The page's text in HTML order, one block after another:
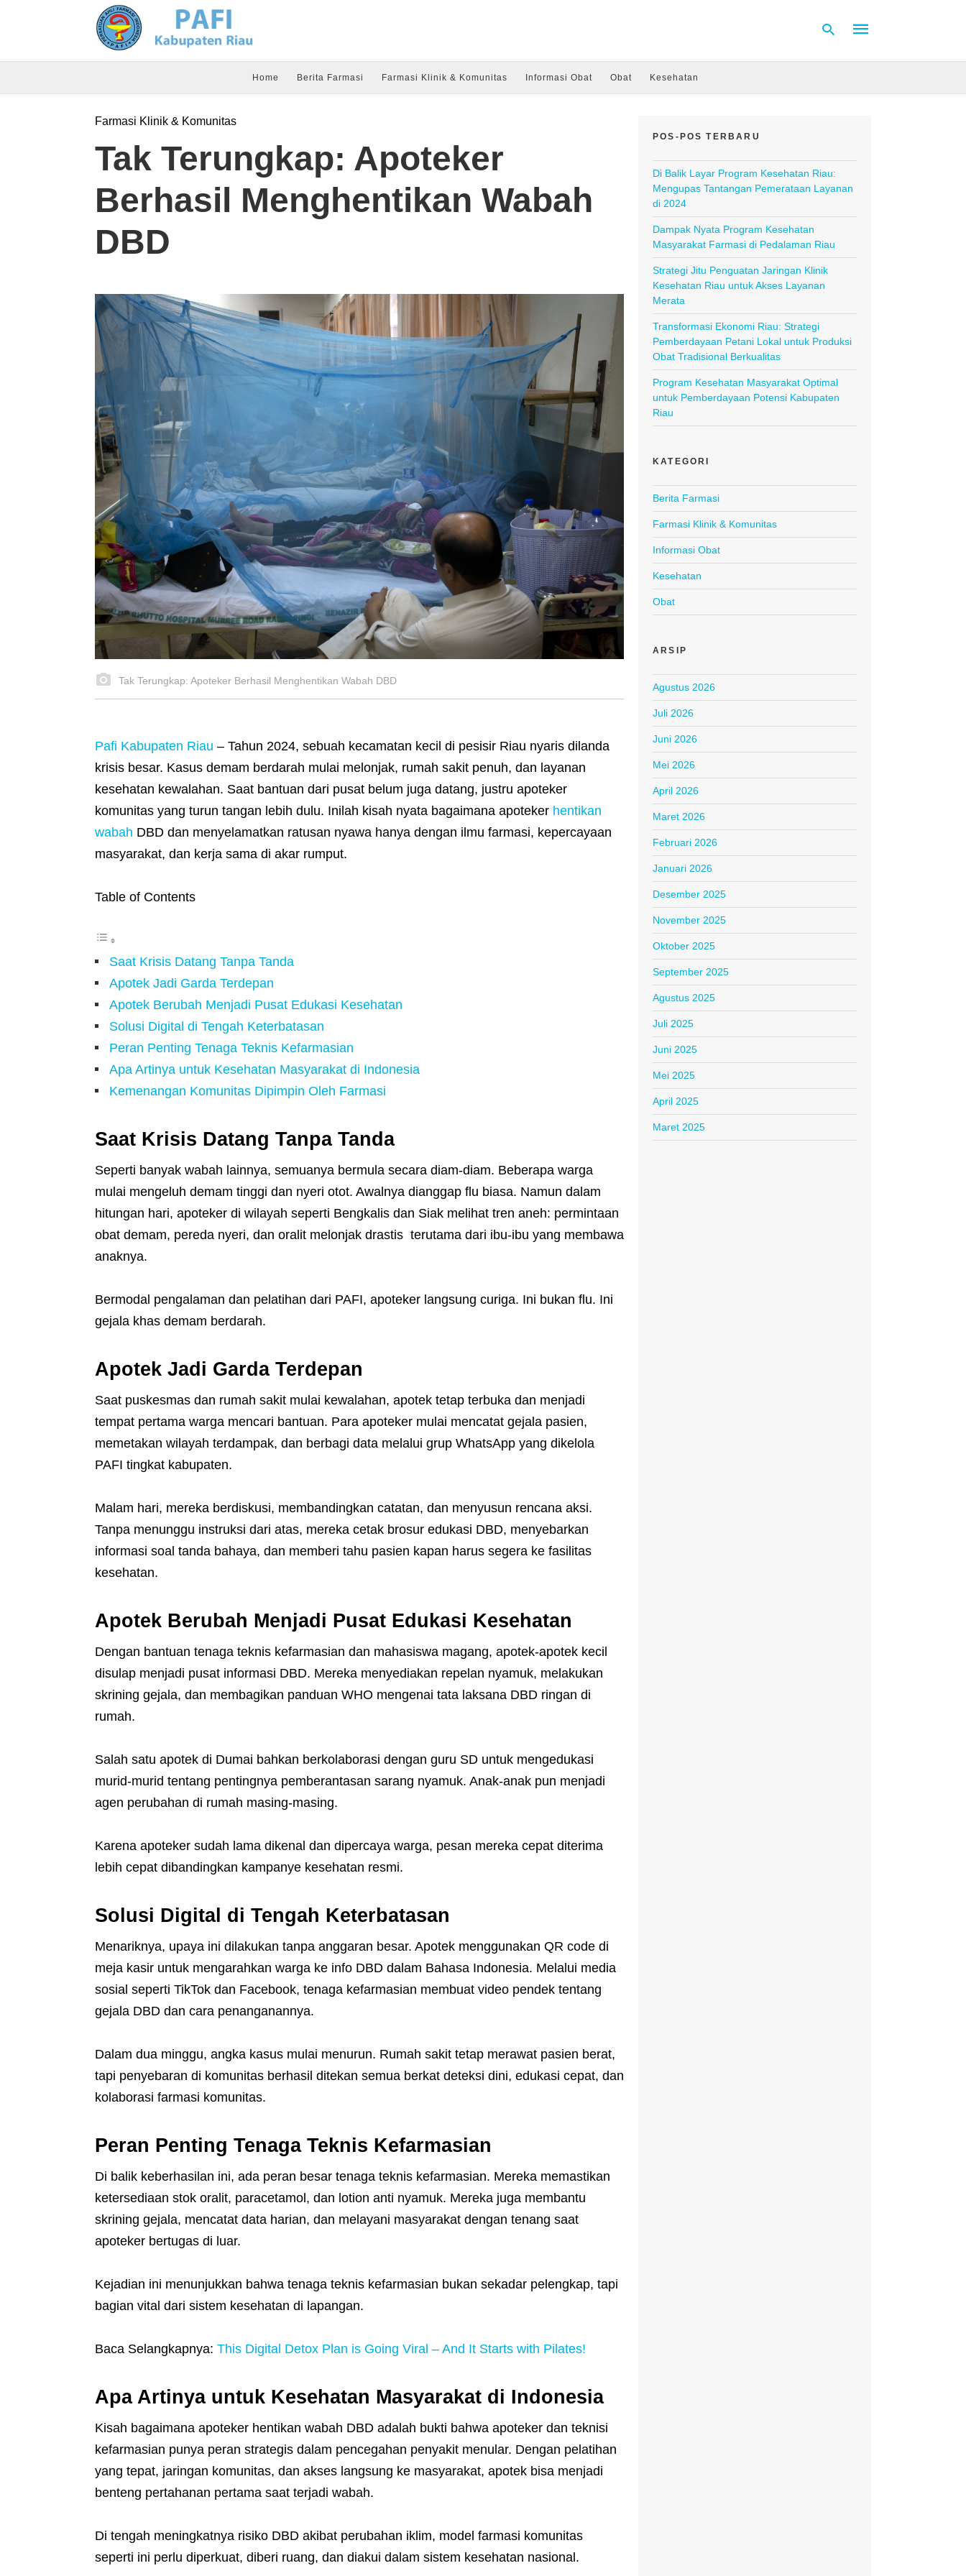
Home Berita Farmasi Farmasi Klinik & Komunitas Informasi Obat Obat Kesehatan
Farmasi Klinik & Komunitas
Tak Terungkap: Apoteker
Berhasil Menghentikan Wabah
DBD
Tak Terungkap: Apoteker Berhasil Menghentikan Wabah DBD
Pafi Kabupaten Riau – Tahun 2024, sebuah kecamatan kecil di pesisir Riau nyaris dilanda
krisis besar. Kasus demam berdarah mulai melonjak, rumah sakit penuh, dan layanan
kesehatan kewalahan. Saat bantuan dari pusat belum juga datang, justru apoteker
komunitas yang turun tangan lebih dulu. Inilah kisah nyata bagaimana apoteker hentikan
wabah DBD dan menyelamatkan ratusan nyawa hanya dengan ilmu farmasi, kepercayaan
masyarakat, dan kerja sama di akar rumput.
Table of Contents
Saat Krisis Datang Tanpa Tanda
Apotek Jadi Garda Terdepan
Apotek Berubah Menjadi Pusat Edukasi Kesehatan
Solusi Digital di Tengah Keterbatasan
Peran Penting Tenaga Teknis Kefarmasian
Apa Artinya untuk Kesehatan Masyarakat di Indonesia
Kemenangan Komunitas Dipimpin Oleh Farmasi
Saat Krisis Datang Tanpa Tanda
Seperti banyak wabah lainnya, semuanya bermula secara diam-diam. Beberapa warga
mulai mengeluh demam tinggi dan nyeri otot. Awalnya dianggap flu biasa. Namun dalam
hitungan hari, apoteker di wilayah seperti Bengkalis dan Siak melihat tren aneh: permintaan
obat demam, pereda nyeri, dan oralit melonjak drastis terutama dari ibu-ibu yang membawa
anaknya.
Bermodal pengalaman dan pelatihan dari PAFI, apoteker langsung curiga. Ini bukan flu. Ini
gejala khas demam berdarah.
Apotek Jadi Garda Terdepan
Saat puskesmas dan rumah sakit mulai kewalahan, apotek tetap terbuka dan menjadi
tempat pertama warga mencari bantuan. Para apoteker mulai mencatat gejala pasien,
memetakan wilayah terdampak, dan berbagi data melalui grup WhatsApp yang dikelola
PAFI tingkat kabupaten.
Malam hari, mereka berdiskusi, membandingkan catatan, dan menyusun rencana aksi.
Tanpa menunggu instruksi dari atas, mereka cetak brosur edukasi DBD, menyebarkan
informasi soal tanda bahaya, dan memberi tahu pasien kapan harus segera ke fasilitas
kesehatan.
Apotek Berubah Menjadi Pusat Edukasi Kesehatan
Dengan bantuan tenaga teknis kefarmasian dan mahasiswa magang, apotek-apotek kecil
disulap menjadi pusat informasi DBD. Mereka menyediakan repelan nyamuk, melakukan
skrining gejala, dan membagikan panduan WHO mengenai tata laksana DBD ringan di
rumah.
Salah satu apotek di Dumai bahkan berkolaborasi dengan guru SD untuk mengedukasi
murid-murid tentang pentingnya pemberantasan sarang nyamuk. Anak-anak pun menjadi
agen perubahan di rumah masing-masing.
Karena apoteker sudah lama dikenal dan dipercaya warga, pesan mereka cepat diterima
lebih cepat dibandingkan kampanye kesehatan resmi.
Solusi Digital di Tengah Keterbatasan
Menariknya, upaya ini dilakukan tanpa anggaran besar. Apotek menggunakan QR code di
meja kasir untuk mengarahkan warga ke info DBD dalam Bahasa Indonesia. Melalui media
sosial seperti TikTok dan Facebook, tenaga kefarmasian membuat video pendek tentang
gejala DBD dan cara penanganannya.
Dalam dua minggu, angka kasus mulai menurun. Rumah sakit tetap merawat pasien berat,
tapi penyebaran di komunitas berhasil ditekan semua berkat deteksi dini, edukasi cepat, dan
kolaborasi farmasi komunitas.
Peran Penting Tenaga Teknis Kefarmasian
Di balik keberhasilan ini, ada peran besar tenaga teknis kefarmasian. Mereka memastikan
ketersediaan stok oralit, paracetamol, dan lotion anti nyamuk. Mereka juga membantu
skrining gejala, mencatat data harian, dan melayani masyarakat dengan tenang saat
apoteker bertugas di luar.
Kejadian ini menunjukkan bahwa tenaga teknis kefarmasian bukan sekadar pelengkap, tapi
bagian vital dari sistem kesehatan di lapangan.
Baca Selangkapnya: This Digital Detox Plan is Going Viral – And It Starts with Pilates!
Apa Artinya untuk Kesehatan Masyarakat di Indonesia
Kisah bagaimana apoteker hentikan wabah DBD adalah bukti bahwa apoteker dan teknisi
kefarmasian punya peran strategis dalam pencegahan penyakit menular. Dengan pelatihan
yang tepat, jaringan komunitas, dan akses langsung ke masyarakat, apotek bisa menjadi
benteng pertahanan pertama saat terjadi wabah.
Di tengah meningkatnya risiko DBD akibat perubahan iklim, model farmasi komunitas
seperti ini perlu diperkuat, diberi ruang, dan diakui dalam sistem kesehatan nasional.
POS-POS TERBARU
Di Balik Layar Program Kesehatan Riau:
Mengupas Tantangan Pemerataan Layanan
di 2024
Dampak Nyata Program Kesehatan
Masyarakat Farmasi di Pedalaman Riau
Strategi Jitu Penguatan Jaringan Klinik
Kesehatan Riau untuk Akses Layanan
Merata
Transformasi Ekonomi Riau: Strategi
Pemberdayaan Petani Lokal untuk Produksi
Obat Tradisional Berkualitas
Program Kesehatan Masyarakat Optimal
untuk Pemberdayaan Potensi Kabupaten
Riau
KATEGORI
Berita Farmasi
Farmasi Klinik & Komunitas
Informasi Obat
Kesehatan
Obat
ARSIP
Agustus 2026
Juli 2026
Juni 2026
Mei 2026
April 2026
Maret 2026
Februari 2026
Januari 2026
Desember 2025
November 2025
Oktober 2025
September 2025
Agustus 2025
Juli 2025
Juni 2025
Mei 2025
April 2025
Maret 2025